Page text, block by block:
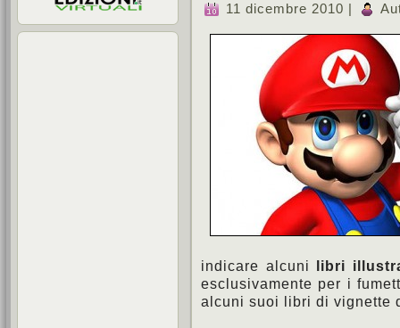
11 dicembre 2010 |
indicare alcuni
libri
esclusivamente per i
alcuni suoi libri di vignette